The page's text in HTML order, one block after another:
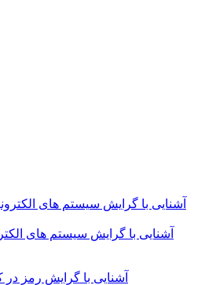
آشنایی با گرایش سیستم های